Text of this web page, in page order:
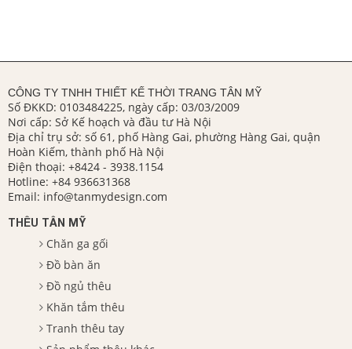
CÔNG TY TNHH THIẾT KẾ THỜI TRANG TÂN MỸ
Số ĐKKD: 0103484225, ngày cấp: 03/03/2009
Nơi cấp: Sở Kế hoạch và đầu tư Hà Nội
Địa chỉ trụ sở: số 61, phố Hàng Gai, phường Hàng Gai, quận
Hoàn Kiếm, thành phố Hà Nội
Điện thoại: +8424 - 3938.1154
Hotline: +84 936631368
Email: info@tanmydesign.com
THÊU TÂN MỸ
Chăn ga gối
Đồ bàn ăn
Đồ ngủ thêu
Khăn tắm thêu
Tranh thêu tay